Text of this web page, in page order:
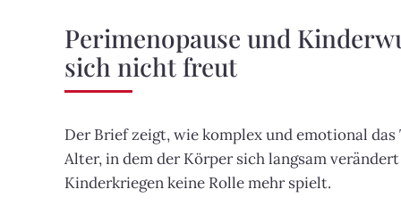
Perimenopause und
sich nicht freut
Der Brief zeigt, wie komplex und emotional
Alter, in dem der Körper sich langsam
Kinderkriegen keine Rolle mehr spielt.